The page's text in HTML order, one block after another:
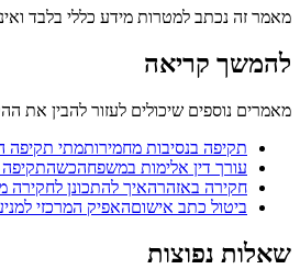
מאמר זה נכתב למטרות מידע כללי בלבד
להמשך קריאה
מאמרים נוספים שיכולים לעזור להבין את
תקיפה בנסיבות מחמירותמתי תקיפה
עורך דין אלימות במשפחהכשהתקיפה
חקירה באזהרהאיך להתכונן
ביטול כתב אישוםהאפיק המרכזי
שאלות נפוצות